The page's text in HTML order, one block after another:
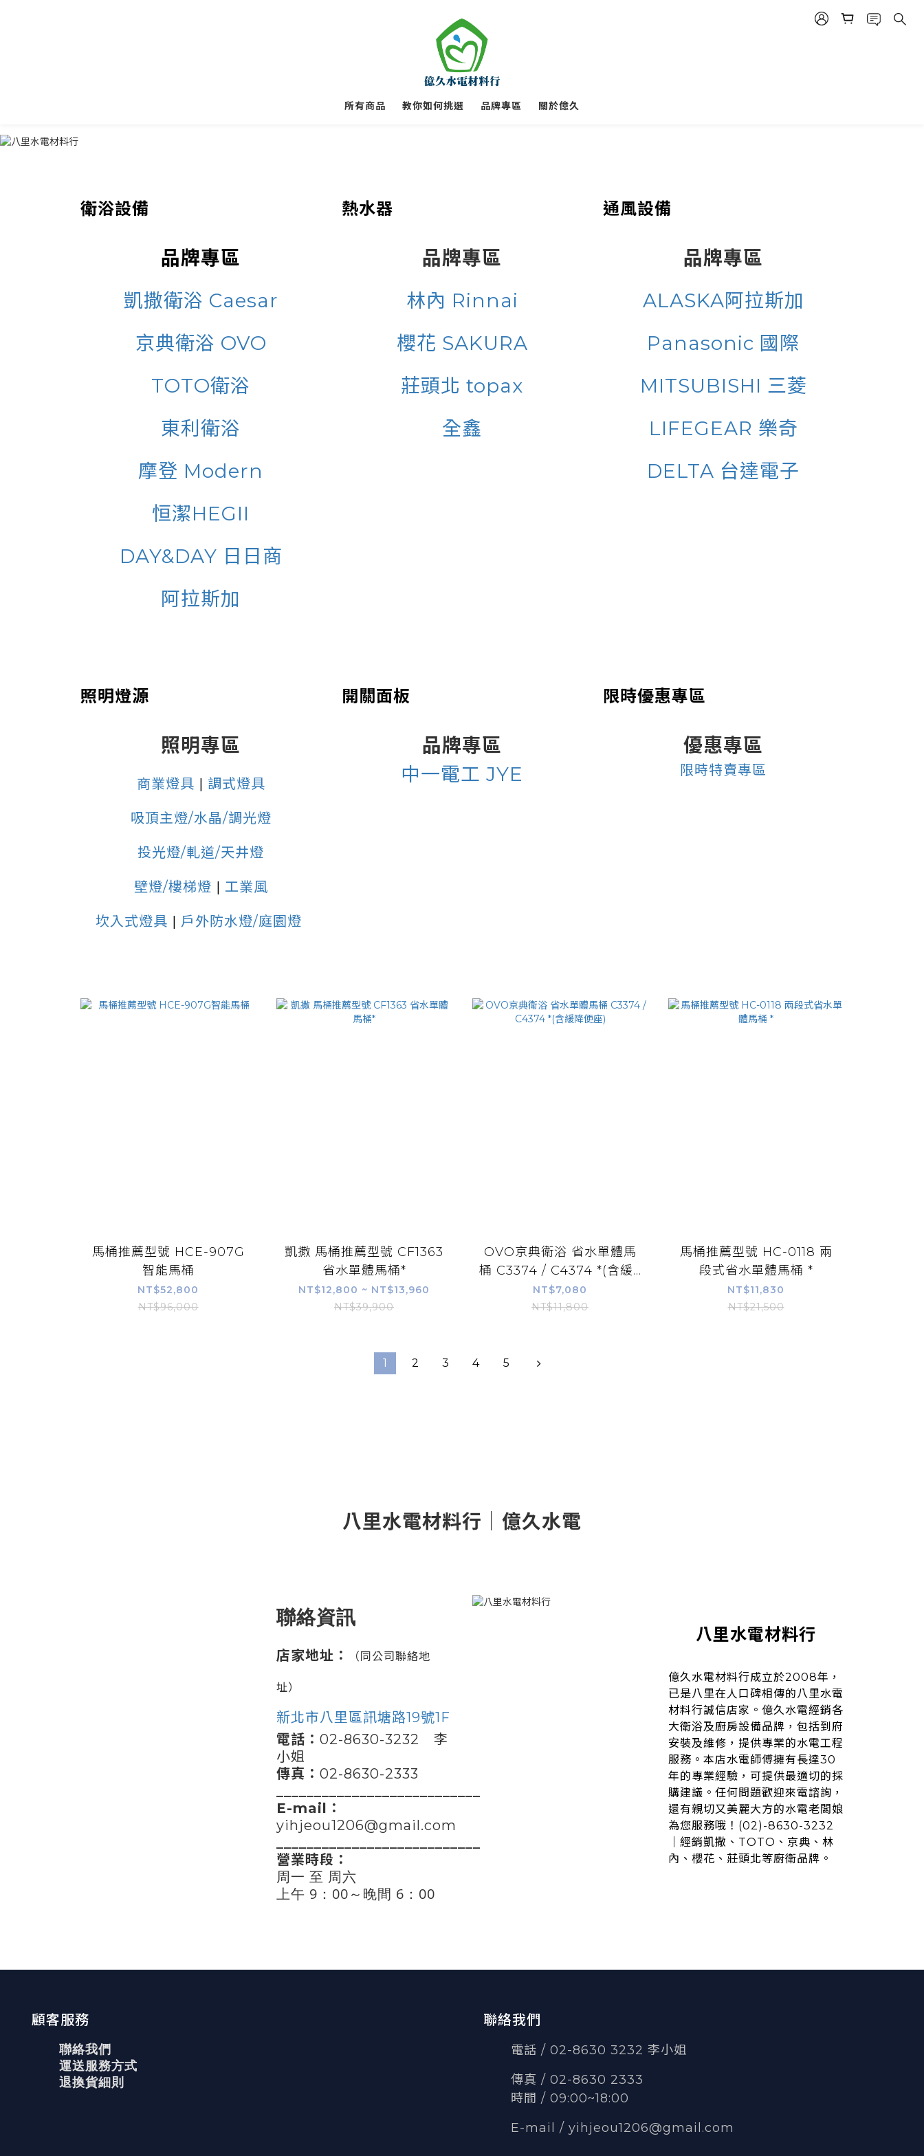
所有商品 教你如何挑選 品牌專區 關於億久
衛浴設備
品牌專區
凱撒衛浴 Caesar
京典衛浴 OVO
TOTO衛浴
東利衛浴
摩登 Modern
恒潔HEGII
DAY&DAY 日日商
阿拉斯加
熱水器
品牌專區
林內 Rinnai
櫻花 SAKURA
莊頭北 topax
全鑫
通風設備
品牌專區
ALASKA阿拉斯加
Panasonic 國際
MITSUBISHI 三菱
LIFEGEAR 樂奇
DELTA 台達電子
照明燈源
照明專區
商業燈具 | 調式燈具
吸頂主燈/水晶/調光燈
投光燈/軋道/天井燈
壁燈/樓梯燈 | 工業風
坎入式燈具 | 戶外防水燈/庭園燈
開關面板
品牌專區
中一電工 JYE
限時優惠專區
優惠專區
限時特賣專區
馬桶推薦型號 HCE-907G
智能馬桶
NT$52,800
NT$96,000
凱撒 馬桶推薦型號 CF1363
省水單體馬桶*
NT$12,800 ~ NT$13,960
NT$39,900
OVO京典衛浴 省水單體馬
桶 C3374 / C4374 *(含緩...
NT$7,080
NT$11,800
馬桶推薦型號 HC-0118 兩
段式省水單體馬桶 *
NT$11,830
NT$21,500
1 2 3 4 5
八里水電材料行｜億久水電
聯絡資訊
店家地址： （同公司聯絡地
址）
新北市八里區訊塘路19號1F
電話： 02-8630-3232 李
小姐
傳真： 02-8630-2333
E-mail：
yihjeou1206@gmail.com
營業時段：
周一 至 周六
上午 9 ：00～晚間 6：00
八里水電材料行
億久水電材料行成立於2008年，
已是八里在人口碑相傳的八里水電
材料行誠信店家。億久水電經銷各
大衛浴及廚房設備品牌，包括到府
安裝及維修，提供專業的水電工程
服務。本店水電師傅擁有長達30
年的專業經驗，可提供最適切的採
購建議。任何問題歡迎來電諮詢，
還有親切又美麗大方的水電老闆娘
為您服務哦！(02)-8630-3232
｜經銷凱撒、TOTO、京典、林
內、櫻花、莊頭北等廚衛品牌。
顧客服務
聯絡我們
運送服務方式
退換貨細則
聯絡我們
電話 / 02-8630 3232 李小姐
傳真 / 02-8630 2333
時間 / 09:00~18:00
E-mail / yihjeou1206@gmail.com